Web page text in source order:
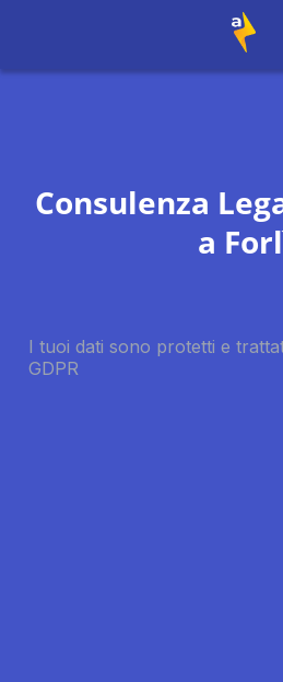
Consulenza
a